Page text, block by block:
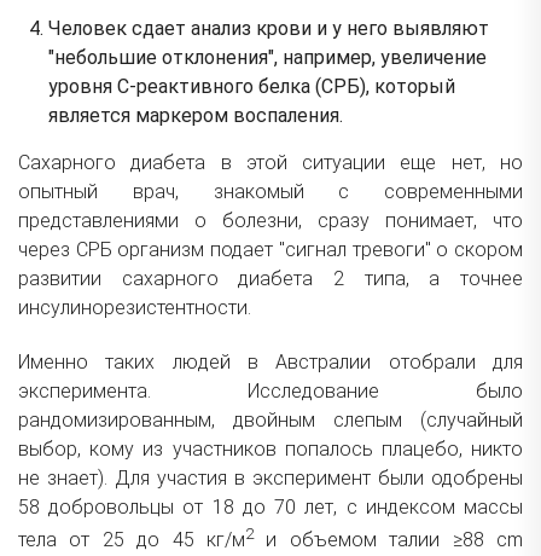
Человек сдает анализ крови и у него выявляют
"небольшие отклонения", например, увеличение
уровня С-реактивного белка (СРБ), который
является маркером воспаления.
Сахарного диабета в этой ситуации еще нет, но
опытный врач, знакомый с современными
представлениями о болезни, сразу понимает, что
через СРБ организм подает "сигнал тревоги" о скором
развитии сахарного диабета 2 типа, а точнее
инсулинорезистентности.
Именно таких людей в Австралии отобрали для
эксперимента. Исследование было
рандомизированным, двойным слепым (случайный
выбор, кому из участников попалось плацебо, никто
не знает). Для участия в эксперимент были одобрены
58 добровольцы от 18 до 70 лет, с индексом массы
тела от 25 до 45 кг/м2и объемом талии ≥88 cm